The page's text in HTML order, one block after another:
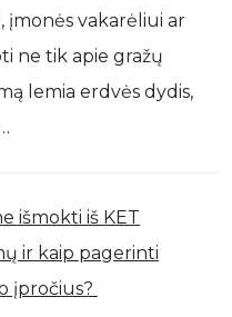
įmonės vakarėliui ar
ne tik apie gražų
lemia erdvės dydis,
išmokti iš KET
ir kaip pagerinti
įpročius?